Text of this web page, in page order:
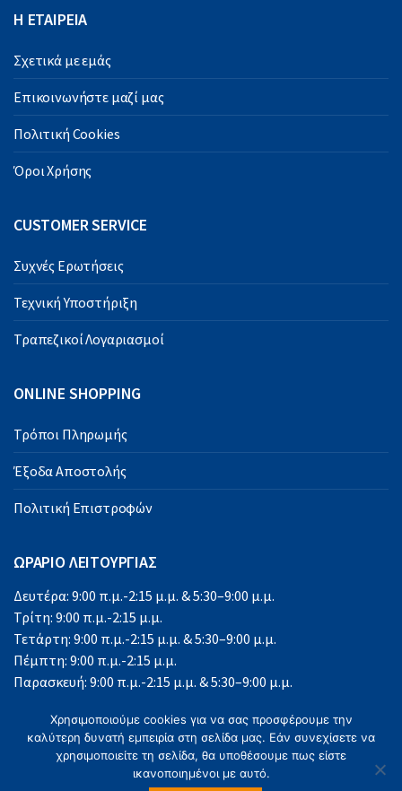
Η ΕΤΑΙΡΕΙΑ
Σχετικά με εμάς
Επικοινωνήστε μαζί μας
Πολιτική Cookies
Όροι Χρήσης
CUSTOMER SERVICE
Συχνές Ερωτήσεις
Τεχνική Υποστήριξη
Τραπεζικοί Λογαριασμοί
ONLINE SHOPPING
Τρόποι Πληρωμής
Έξοδα Αποστολής
Πολιτική Επιστροφών
ΩΡΑΡΙΟ ΛΕΙΤΟΥΡΓΙΑΣ
Δευτέρα: 9:00 π.μ.-2:15 μ.μ. & 5:30–9:00 μ.μ.
Τρίτη: 9:00 π.μ.-2:15 μ.μ.
Τετάρτη: 9:00 π.μ.-2:15 μ.μ. & 5:30–9:00 μ.μ.
Πέμπτη: 9:00 π.μ.-2:15 μ.μ.
Παρασκευή: 9:00 π.μ.-2:15 μ.μ. & 5:30–9:00 μ.μ.
Κυριακή: Κλειστά
Χρησιμοποιούμε cookies για να σας προσφέρουμε την
καλύτερη δυνατή εμπειρία στη σελίδα μας. Εάν συνεχίσετε να
χρησιμοποιείτε τη σελίδα, θα υποθέσουμε πως είστε
ικανοποιημένοι με αυτό.